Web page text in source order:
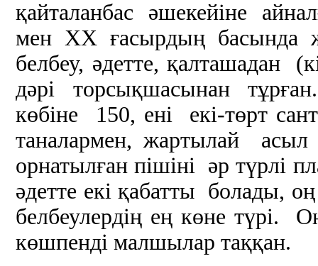
қайталанбас әшекейіне
мен ХХ ғасырдың басында
белбеу, әдетте, қалташадан
дәрі торсықшасынан
көбіне 150, ені екі-төрт
таналармен, жартылай
орнатылған пішіні әр түрлі
әдетте екі қабатты болады,
белбеулердің ең көне
көшпенді малшылар таққан.